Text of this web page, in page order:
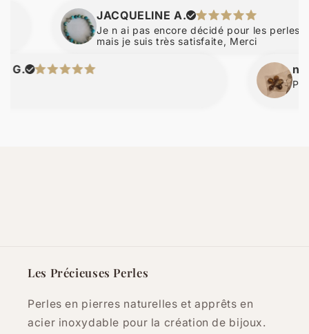
JACQUELINE A.
Je n ai pas encore décidé pour les perles d
mais je suis très satisfaite, Merci
nicolas
Les Précieuses Perles
Perles en pierres naturelles et apprêts en
acier inoxydable pour la création de bijoux.